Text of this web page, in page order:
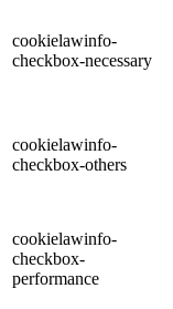
cookielawinfo-
checkbox-necessary
cookielawinfo-
checkbox-others
cookielawinfo-
checkbox-
performance